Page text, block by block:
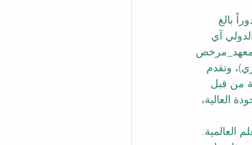
بالغ
آي
وتقدم
من قبل
العالية،
العالمية.